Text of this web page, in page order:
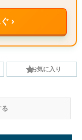
›
お気に入り